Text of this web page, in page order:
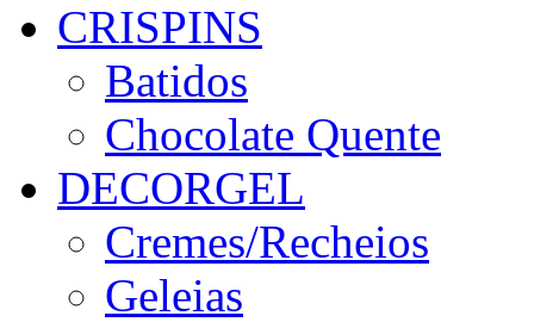
CRISPINS
Batidos
Chocolate Quente
DECORGEL
Cremes/Recheios
Geleias